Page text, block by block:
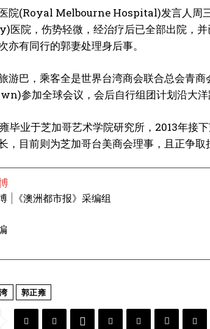
院(Royal Melbourne Hospital)发言人周
医院，伤势轻微，经治疗后已全部出院，
亦有同行的郭妻处理身后事。
游巴，乘客全是世界台湾商会联合总会青
参加全球会议，会后自行组团计划沿大洋
毕业于芝加哥艺术学院研究所，2013年接
，目前则为芝加哥台美商会理事，且正争取
|《澳洲都市报》采编组
郭正雍